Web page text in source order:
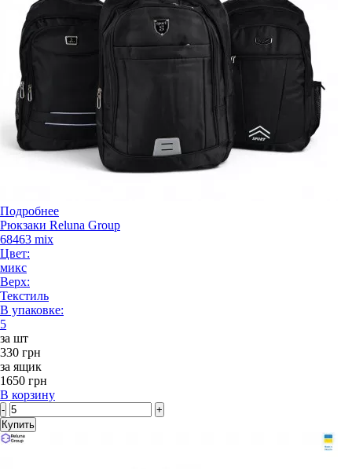
Подробнее
Рюкзаки Reluna Group
68463 mix
Цвет:
микс
Верх:
Текстиль
В упаковке:
5
за шт
330 грн
за ящик
1650 грн
В корзину
-
+
Купить